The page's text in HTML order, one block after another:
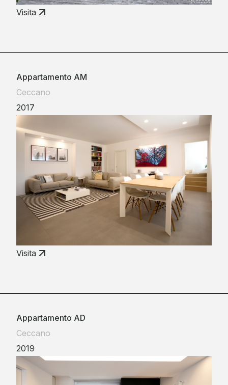
Visita
Appartamento AM
Ceccano
2017
Visita
Appartamento AD
Ceccano
2019